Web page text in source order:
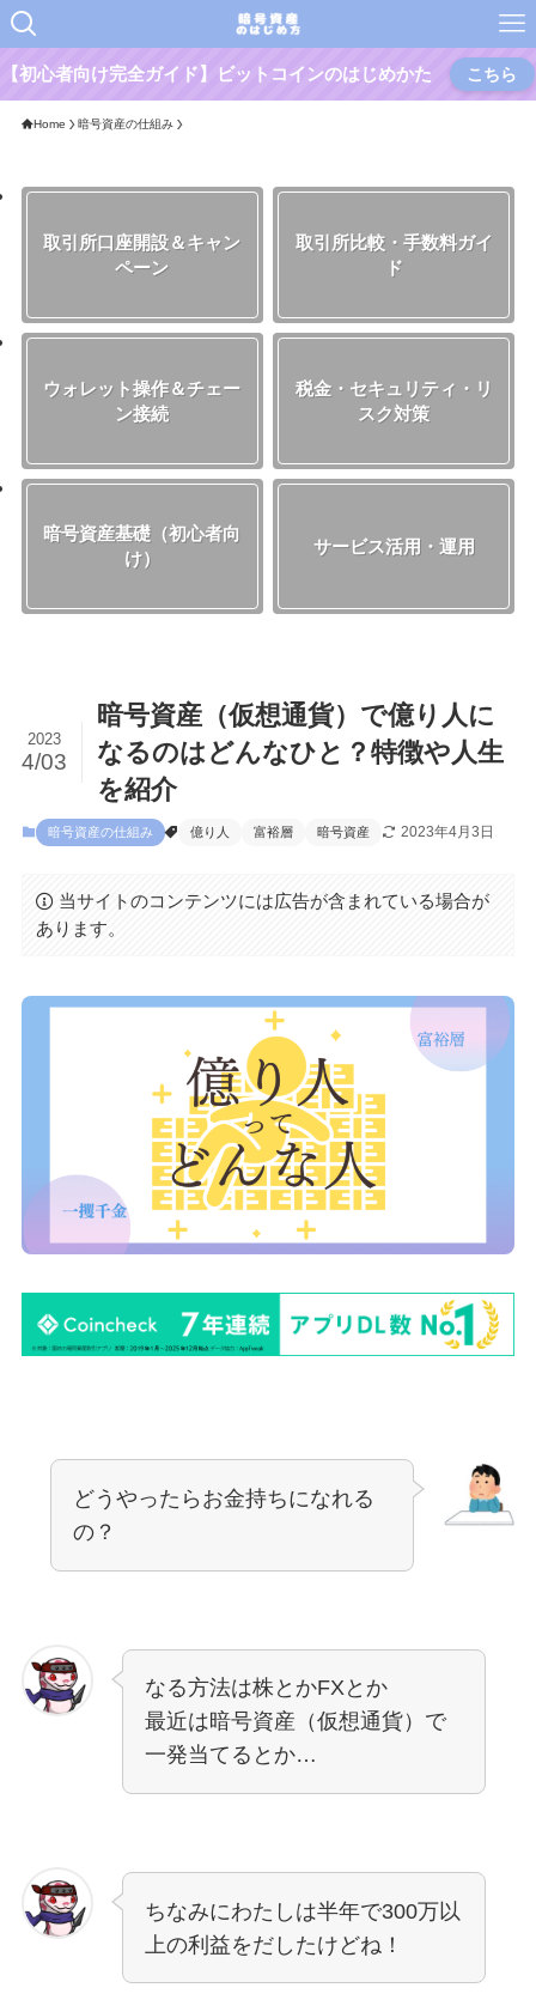
【初心者向け完全ガイド】ビットコインのはじめかた こちら
Home 暗号資産の仕組み
取引所口座開設＆キャン
ペーン
取引所比較・手数料ガイ
ド
ウォレット操作＆チェー
ン接続
税金・セキュリティ・リ
スク対策
暗号資産基礎（初心者向
け）
サービス活用・運用
暗号資産（仮想通貨）で億り人に
なるのはどんなひと？特徴や人生
を紹介
2023
4/03
暗号資産の仕組み 億り人 富裕層 暗号資産 2023年4月3日
当サイトのコンテンツには広告が含まれている場合が
あります。
どうやったらお金持ちになれる
の？
なる方法は株とかFXとか
最近は暗号資産（仮想通貨）で
一発当てるとか…
ちなみにわたしは半年で300万以
上の利益をだしたけどね！